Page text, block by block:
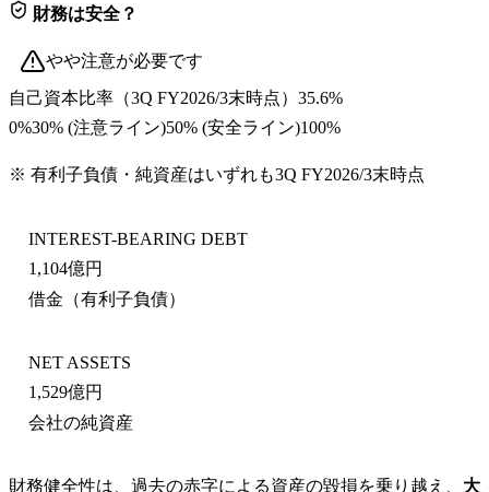
財務は安全？
やや注意が必要です
自己資本比率 （3Q FY2026/3末時点） 35.6%
0%30% (注意ライン)50% (安全ライン)100%
※ 有利子負債・純資産はいずれも3Q FY2026/3末時点
INTEREST-BEARING DEBT
1,104億円
借金（有利子負債）
NET ASSETS
1,529億円
会社の純資産
財務健全性は、過去の赤字による資産の毀損を乗り越え、 大